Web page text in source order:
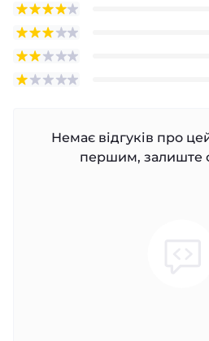
Немає відгуків про
першим, залиште